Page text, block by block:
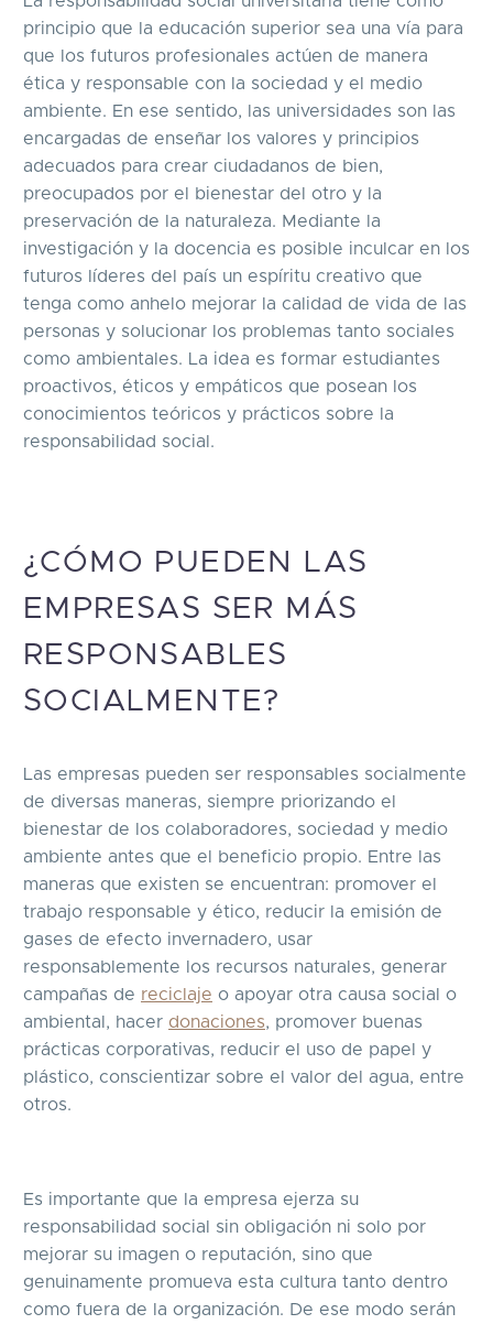
principio que la educación superior sea una vía para
que los futuros profesionales actúen de manera
ética y responsable con la sociedad y el medio
ambiente. En ese sentido, las universidades son las
encargadas de enseñar los valores y principios
adecuados para crear ciudadanos de bien,
preocupados por el bienestar del otro y la
preservación de la naturaleza. Mediante la
investigación y la docencia es posible inculcar en los
futuros líderes del país un espíritu creativo que
tenga como anhelo mejorar la calidad de vida de las
personas y solucionar los problemas tanto sociales
como ambientales. La idea es formar estudiantes
proactivos, éticos y empáticos que posean los
conocimientos teóricos y prácticos sobre la
responsabilidad social.
¿CÓMO PUEDEN LAS
EMPRESAS SER MÁS
RESPONSABLES
SOCIALMENTE?
Las empresas pueden ser responsables socialmente
de diversas maneras, siempre priorizando el
bienestar de los colaboradores, sociedad y medio
ambiente antes que el beneficio propio. Entre las
maneras que existen se encuentran: promover el
trabajo responsable y ético, reducir la emisión de
gases de efecto invernadero, usar
responsablemente los recursos naturales, generar
campañas de reciclaje o apoyar otra causa social o
ambiental, hacer donaciones, promover buenas
prácticas corporativas, reducir el uso de papel y
plástico, conscientizar sobre el valor del agua, entre
otros.
Es importante que la empresa ejerza su
responsabilidad social sin obligación ni solo por
mejorar su imagen o reputación, sino que
genuinamente promueva esta cultura tanto dentro
como fuera de la organización. De ese modo serán